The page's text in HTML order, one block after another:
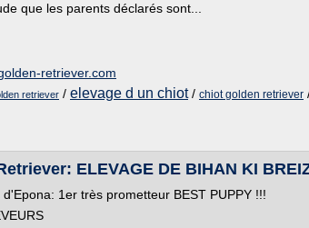
que les parents déclarés sont...
retriever.com
retriever / elevage d un chiot/ chiot golden retriever
ELEVAGE DE BIHAN KI
1er très prometteur BEST PUPPY !!!